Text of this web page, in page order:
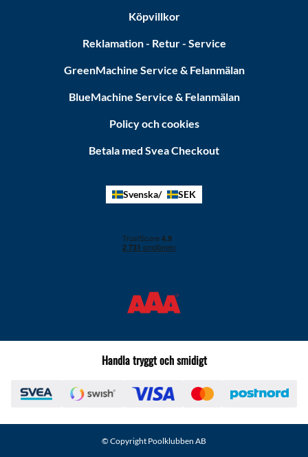
Köpvillkor
Reklamation - Retur - Service
GreenMachine Service & Felanmälan
BlueMachine Service & Felanmälan
Policy och cookies
Betala med Svea Checkout
Svenska SEK
Handla tryggt och smidigt
© Copyright Poolklubben AB